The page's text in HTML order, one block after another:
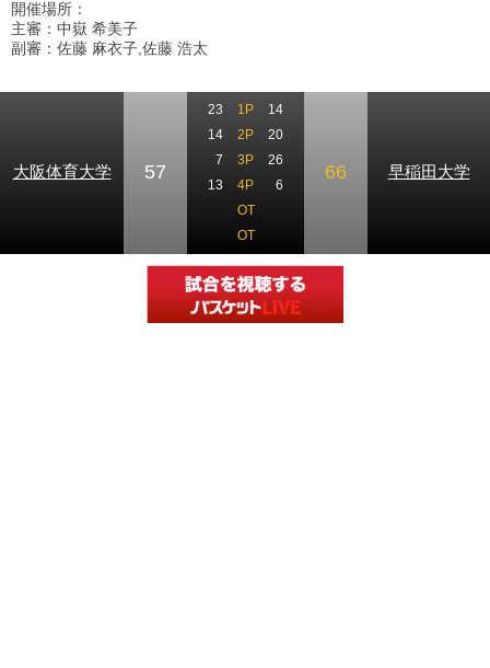
開催場所：
主審：中嶽 希美子
副審：佐藤 麻衣子,佐藤 浩太
大阪体育大学 57
23 1P
14
14
2P
20
7
3P
26
13
4P
6
OT
OT
66 早稲田大学